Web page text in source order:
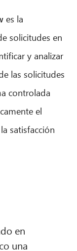
es la
solicitudes en
y analizar
las solicitudes
controlada
el
satisfacción
en
una